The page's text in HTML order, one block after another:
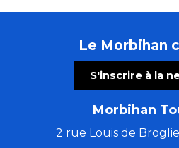
Le Morbihan
S'inscrire à la
Morbihan
2 rue Louis de